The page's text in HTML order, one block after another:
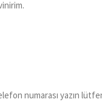
numarası yazın